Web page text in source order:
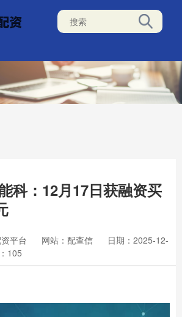
科：12月17日获融资买
平台 网站：配查信
日期：2025-12-
105